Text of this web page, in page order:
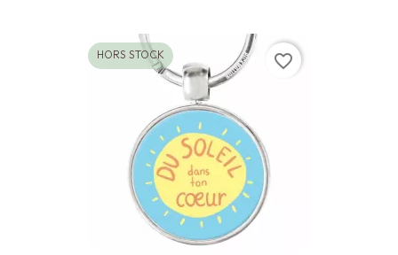
HORS STOCK favorite_border